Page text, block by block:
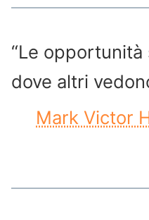
“Le
dove altri
Mark Victor